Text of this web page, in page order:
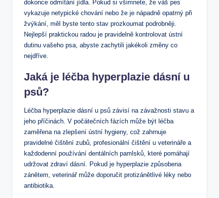
dokonce odmítání jídla. Pokud si všimnete, že váš pes
vykazuje netypické chování nebo že je nápadně opatrný při
žvýkání, měl byste tento stav prozkoumat podrobněji.
Nejlepší praktickou radou je pravidelně kontrolovat ústní
dutinu vašeho psa, abyste zachytili jakékoli změny co
nejdříve.
Jaká je léčba hyperplazie dásní u
psů?
Léčba hyperplazie dásní u psů závisí na závažnosti stavu a
jeho příčinách. V počátečních fázích může být léčba
zaměřena na zlepšení ústní hygieny, což zahrnuje
pravidelné čištění zubů, profesionální čištění u veterináře a
každodenní používání dentálních pamlsků, které pomáhají
udržovat zdraví dásní. Pokud je hyperplazie způsobena
zánětem, veterinář může doporučit protizánětlivé léky nebo
antibiotika.